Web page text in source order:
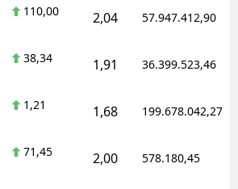
110,00 2,04 57.947.412,90
38,34 1,91 36.399.523,46
1,21 1,68 199.678.042,27
71,45 2,00 578.180,45